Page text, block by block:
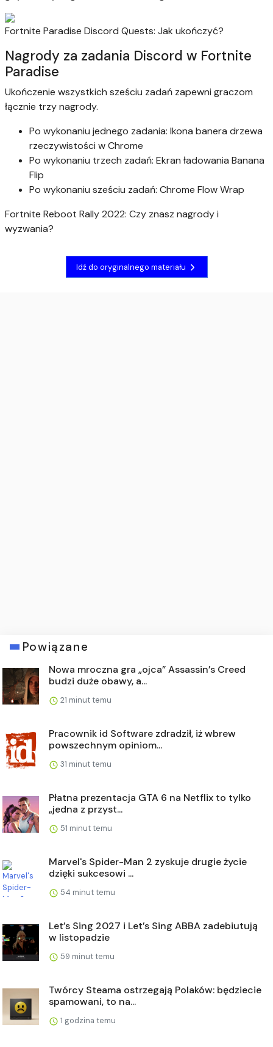
Fortnite Paradise Discord Quests: Jak ukończyć?
Nagrody za zadania Discord w Fortnite
Paradise
Ukończenie wszystkich sześciu zadań zapewni graczom
łącznie trzy nagrody.
Po wykonaniu jednego zadania: Ikona banera drzewa
rzeczywistości w Chrome
Po wykonaniu trzech zadań: Ekran ładowania Banana
Flip
Po wykonaniu sześciu zadań: Chrome Flow Wrap
Fortnite Reboot Rally 2022: Czy znasz nagrody i
wyzwania?
Idź do oryginalnego materiału
Powiązane
Nowa mroczna gra „ojca” Assassin’s Creed
budzi duże obawy, a...
21 minut temu
Pracownik id Software zdradził, iż wbrew
powszechnym opiniom...
31 minut temu
Płatna prezentacja GTA 6 na Netflix to tylko
„jedna z przyst...
51 minut temu
Marvel's Spider-Man 2 zyskuje drugie życie
dzięki sukcesowi ...
54 minut temu
Let’s Sing 2027 i Let’s Sing ABBA zadebiutują
w listopadzie
59 minut temu
Twórcy Steama ostrzegają Polaków: będziecie
spamowani, to na...
1 godzina temu